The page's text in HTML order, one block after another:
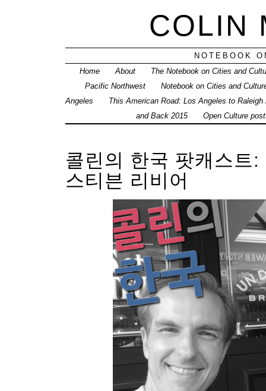
COLIN
NOTEBOOK
Home
About
The Notebook on Cities and
Pacific Northwest
Notebook on Cities and
Angeles
This American Road: Los Angeles to Raleigh
and Back 2015
Open Culture
콜린의 한국 팟캐스트:
스티븐 리비어